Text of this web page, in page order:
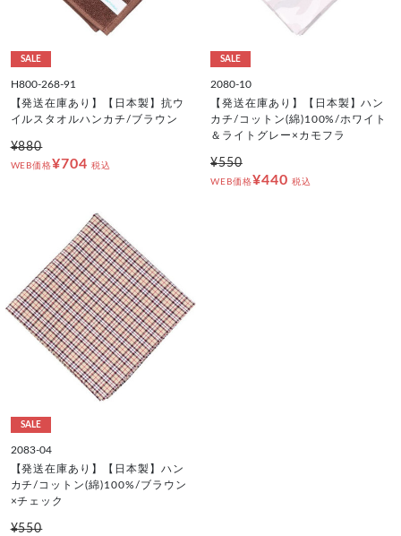
SALE
H800-268-91
【発送在庫あり】【日本製】抗ウ
イルスタオルハンカチ/ブラウン
¥880
WEB価格¥704 税込
SALE
2080-10
【発送在庫あり】【日本製】ハン
カチ/コットン(綿)100%/ホワイト
＆ライトグレー×カモフラ
¥550
WEB価格¥440 税込
SALE
2083-04
【発送在庫あり】【日本製】ハン
カチ/コットン(綿)100%/ブラウン
×チェック
¥550